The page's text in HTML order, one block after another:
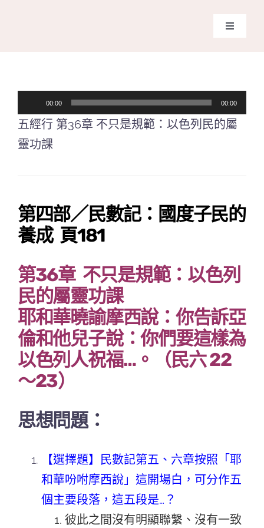
Toggle
課程報
Search
for:
訊
播
器
00:00 00:00
五經行 第36章 不只是規範：以色列民的屬
靈功課
第四部／民數記：國度子民的
養成 頁181
第36章 不只是規範：以色列
民的屬靈功課
耶和華曉諭摩西說：你告訴亞
倫和他兒子說：你們要這樣為
以色列人祝福…。（民六 22
～23）
思想問題：
【選擇題】民數記第五、六章按照「耶
和華吩咐摩西說」這開場白，可分作五
個主要段落，這五段是…？
彼此之間沒有明顯聯繫、沒有一致